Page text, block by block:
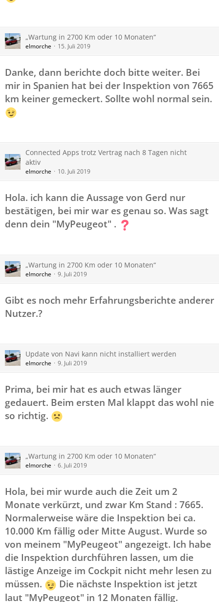
„Wartung in 2700 Km oder 10 Monaten“
elmorche 15. Juli 2019
Danke, dann berichte doch bitte weiter. Bei
mir in Spanien hat bei der Inspektion von 7665
km keiner gemeckert. Sollte wohl normal sein.
Connected Apps trotz Vertrag nach 8 Tagen nicht
aktiv
elmorche 10. Juli 2019
Hola. ich kann die Aussage von Gerd nur
bestätigen, bei mir war es genau so. Was sagt
denn dein "MyPeugeot" .
„Wartung in 2700 Km oder 10 Monaten“
elmorche 9. Juli 2019
Gibt es noch mehr Erfahrungsberichte anderer
Nutzer.?
Update von Navi kann nicht installiert werden
elmorche 9. Juli 2019
Prima, bei mir hat es auch etwas länger
gedauert. Beim ersten Mal klappt das wohl nie
so richtig.
„Wartung in 2700 Km oder 10 Monaten“
elmorche 6. Juli 2019
Hola, bei mir wurde auch die Zeit um 2
Monate verkürzt, und zwar Km Stand : 7665.
Normalerweise wäre die Inspektion bei ca.
10.000 Km fällig oder Mitte August. Wurde so
von meinem "MyPeugeot" angezeigt. Ich habe
die Inspektion durchführen lassen, um die
lästige Anzeige im Cockpit nicht mehr lesen zu
müssen.
Die nächste Inspektion ist jetzt
laut "MyPeugeot" in 12 Monaten fällig.